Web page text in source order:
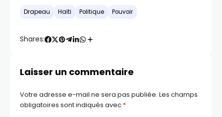
Drapeau Haïti Politique Pouvoir
Shares:
Laisser un commentaire
Votre adresse e-mail ne sera pas publiée. Les champs
obligatoires sont indiqués avec *